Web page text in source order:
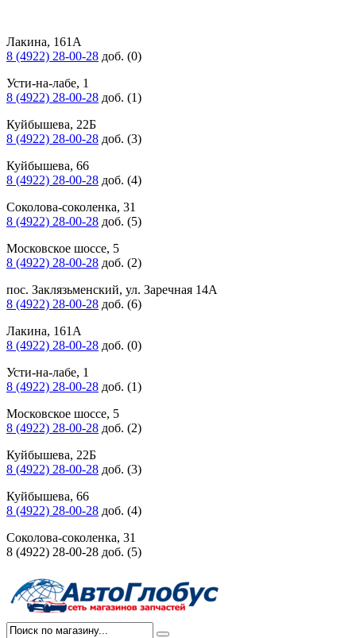
Лакина, 161А
8 (4922) 28-00-28 доб. (0)
Усти-на-лабе, 1
8 (4922) 28-00-28 доб. (1)
Куйбышева, 22Б
8 (4922) 28-00-28 доб. (3)
Куйбышева, 66
8 (4922) 28-00-28 доб. (4)
Соколова-соколенка, 31
8 (4922) 28-00-28 доб. (5)
Московское шоссе, 5
8 (4922) 28-00-28 доб. (2)
пос. Заклязьменский, ул. Заречная 14А
8 (4922) 28-00-28 доб. (6)
Лакина, 161А
8 (4922) 28-00-28 доб. (0)
Усти-на-лабе, 1
8 (4922) 28-00-28 доб. (1)
Московское шоссе, 5
8 (4922) 28-00-28 доб. (2)
Куйбышева, 22Б
8 (4922) 28-00-28 доб. (3)
Куйбышева, 66
8 (4922) 28-00-28 доб. (4)
Соколова-соколенка, 31
8 (4922) 28-00-28 доб. (5)